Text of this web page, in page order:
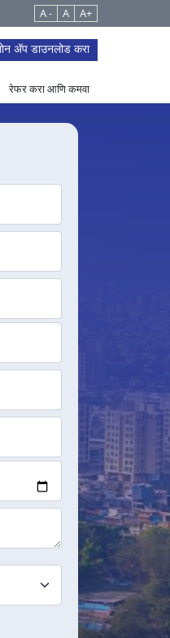
A - A A+
ॲप डाउनलोड करा
रेफर करा आणि कमवा